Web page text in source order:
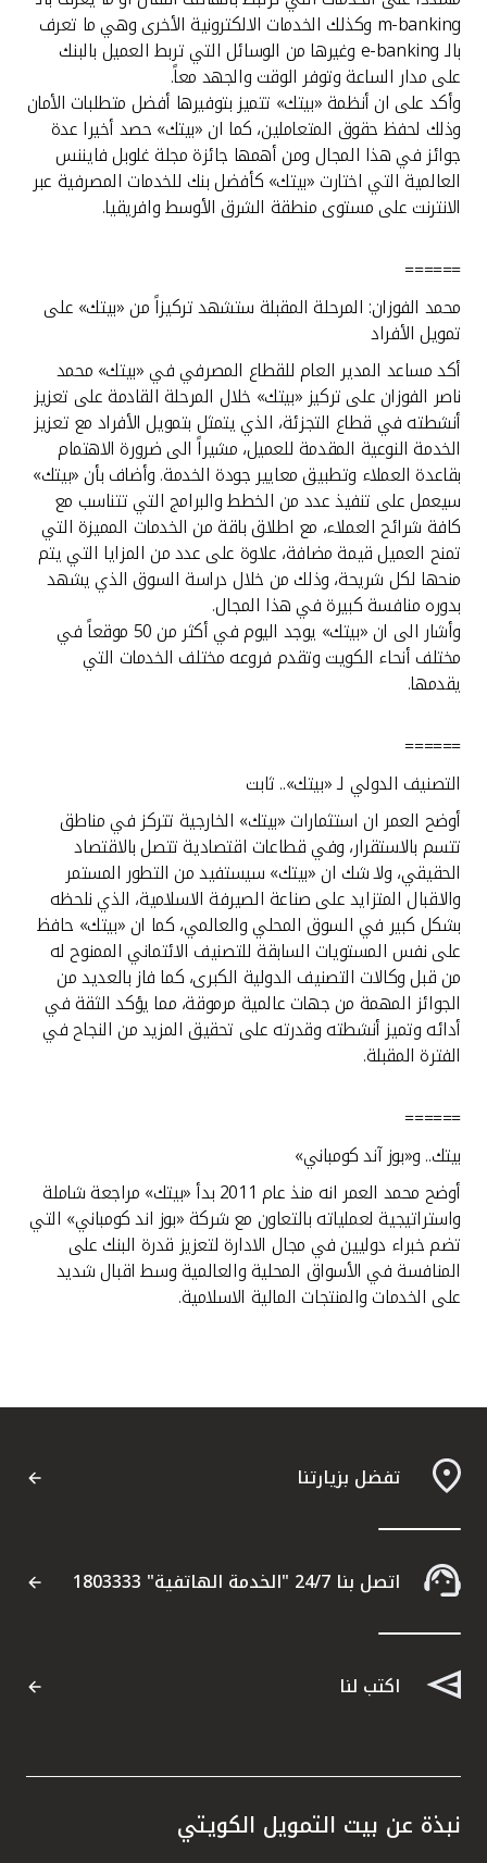
m-banking وكذلك الخدمات الالكترونية الأخرى وهي ما تعرف
بالـ e-banking وغيرها من الوسائل التي تربط العميل بالبنك
على مدار الساعة وتوفر الوقت والجهد معاً.
وأكد على ان أنظمة «بيتك» تتميز بتوفيرها أفضل متطلبات الأمان
وذلك لحفظ حقوق المتعاملين، كما ان «بيتك» حصد أخيرا عدة
جوائز في هذا المجال ومن أهمها جائزة مجلة غلوبل فايننس
العالمية التي اختارت «بيتك» كأفضل بنك للخدمات المصرفية عبر
الانترنت على مستوى منطقة الشرق الأوسط وافريقيا.
======
محمد الفوزان: المرحلة المقبلة ستشهد تركيزاً من «بيتك» على
تمويل الأفراد
أكد مساعد المدير العام للقطاع المصرفي في «بيتك» محمد
ناصر الفوزان على تركيز «بيتك» خلال المرحلة القادمة على تعزيز
أنشطته في قطاع التجزئة، الذي يتمثل بتمويل الأفراد مع تعزيز
الخدمة النوعية المقدمة للعميل، مشيراً الى ضرورة الاهتمام
بقاعدة العملاء وتطبيق معايير جودة الخدمة. وأضاف بأن «بيتك»
سيعمل على تنفيذ عدد من الخطط والبرامج التي تتناسب مع
كافة شرائح العملاء، مع اطلاق باقة من الخدمات المميزة التي
تمنح العميل قيمة مضافة، علاوة على عدد من المزايا التي يتم
منحها لكل شريحة، وذلك من خلال دراسة السوق الذي يشهد
بدوره منافسة كبيرة في هذا المجال.
وأشار الى ان «بيتك» يوجد اليوم في أكثر من 50 موقعاً في
مختلف أنحاء الكويت وتقدم فروعه مختلف الخدمات التي
يقدمها.
======
التصنيف الدولي لـ «بيتك».. ثابت
أوضح العمر ان استثمارات «بيتك» الخارجية تتركز في مناطق
تتسم بالاستقرار، وفي قطاعات اقتصادية تتصل بالاقتصاد
الحقيقي، ولا شك ان «بيتك» سيستفيد من التطور المستمر
والاقبال المتزايد على صناعة الصيرفة الاسلامية، الذي نلحظه
بشكل كبير في السوق المحلي والعالمي، كما ان «بيتك» حافظ
على نفس المستويات السابقة للتصنيف الائتماني الممنوح له
من قبل وكالات التصنيف الدولية الكبرى، كما فاز بالعديد من
الجوائز المهمة من جهات عالمية مرموقة، مما يؤكد الثقة في
أدائه وتميز أنشطته وقدرته على تحقيق المزيد من النجاح في
الفترة المقبلة.
======
بيتك.. و«بوز آند كومباني»
أوضح محمد العمر انه منذ عام 2011 بدأ «بيتك» مراجعة شاملة
واستراتيجية لعملياته بالتعاون مع شركة «بوز اند كومباني» التي
تضم خبراء دوليين في مجال الادارة لتعزيز قدرة البنك على
المنافسة في الأسواق المحلية والعالمية وسط اقبال شديد
على الخدمات والمنتجات المالية الاسلامية.
تفضل بزيارتنا
اتصل بنا 24/7 "الخدمة الهاتفية" 1803333
اكتب لنا
نبذة عن بيت التمويل الكويتي